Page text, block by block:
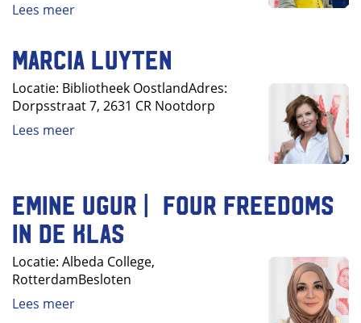
Lees meer
Marcia Luyten
Locatie: Bibliotheek OostlandAdres:
Dorpsstraat 7, 2631 CR Nootdorp
Lees meer
Emine Ugur | Four Freedoms
in de klas
Locatie: Albeda College,
RotterdamBesloten
Lees meer